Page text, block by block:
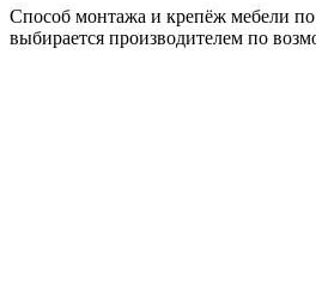
Способ монтажа и крепёж мебели
выбирается производителем по